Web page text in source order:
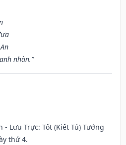
nhàn.”
- Lưu Trực: Tốt (Kiết Tú) Tướng
thứ 4.